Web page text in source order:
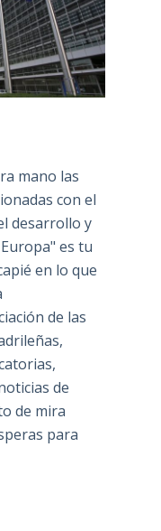
mano las
con el
desarrollo y
es tu
en lo que
de las
de
de mira
para